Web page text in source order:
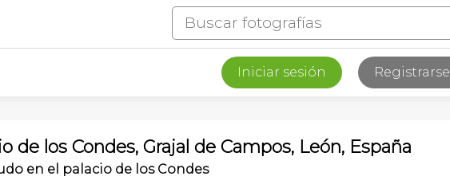
Iniciar sesión Registrarse
de los Condes, Grajal de Campos, León, España
en el palacio de los Condes